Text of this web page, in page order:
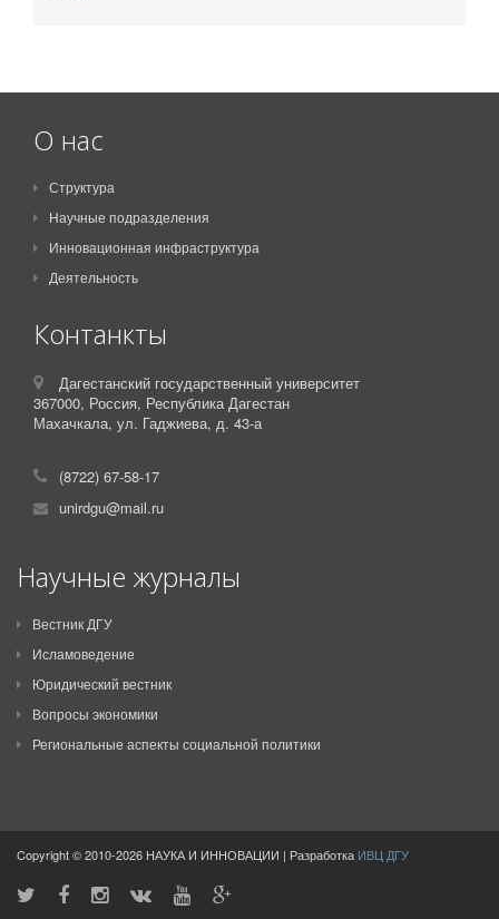
О нас
Структура
Научные подразделения
Инновационная инфраструктура
Деятельность
Контанкты
Дагестанский государственный университет
367000, Россия, Республика Дагестан
Махачкала, ул. Гаджиева, д. 43-а
(8722) 67-58-17
unirdgu@mail.ru
Научные журналы
Вестник ДГУ
Исламоведение
Юридический вестник
Вопросы экономики
Региональные аспекты социальной политики
Copyright © 2010-2026 НАУКА И ИННОВАЦИИ | Разработка ИВЦ ДГУ